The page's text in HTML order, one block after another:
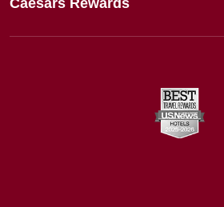
Caesars Rewards